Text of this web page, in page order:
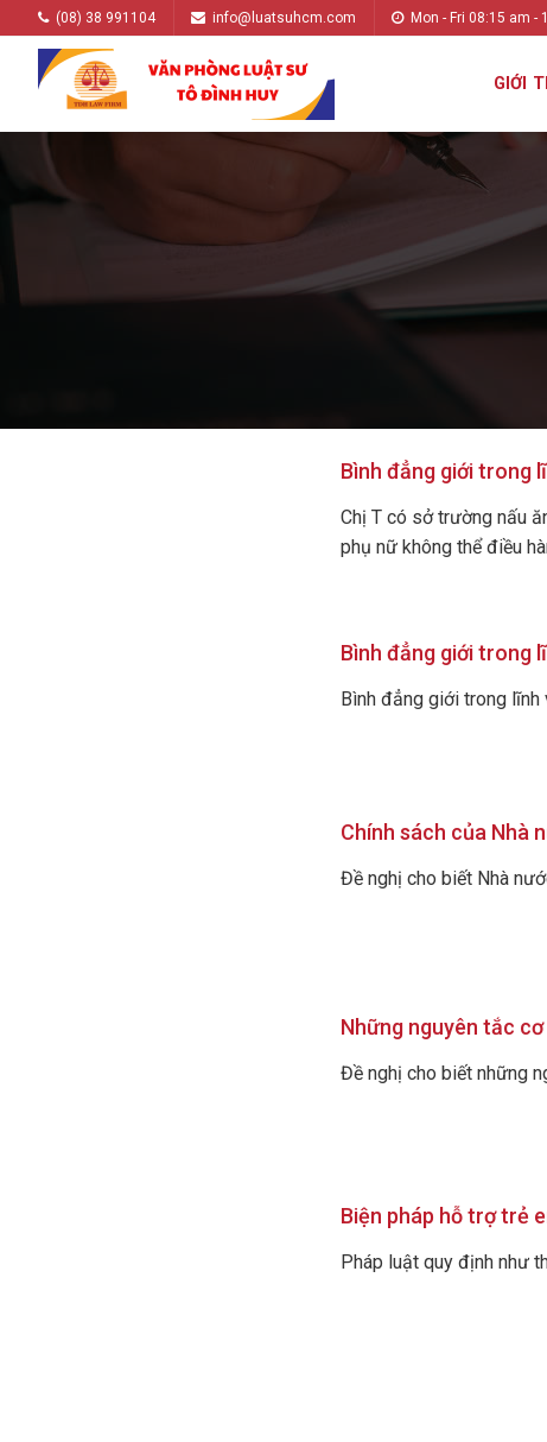
(08) 38 991104 info@luatsuhcm.com Mon - Fri 08:15 am -
GIỚI
Bình đẳng giới trong
Chị T có sở trường nấu
phụ nữ không thể điều
Bình đẳng giới trong
Bình đẳng giới trong lĩnh
Chính sách của Nhà
Đề nghị cho biết Nhà
Những nguyên tắc
Đề nghị cho biết những
Biện pháp hỗ trợ trẻ
Pháp luật quy định như